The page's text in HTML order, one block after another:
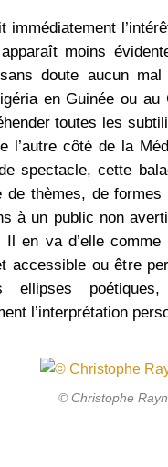
immédiatement
moins
doute aucun
en Guinée ou
toutes les
l’autre côté de la
spectacle, cette
de thèmes, de formes
à un public non
Il en va d’elle
accessible ou être
ellipses
l’interprétation
© Christophe